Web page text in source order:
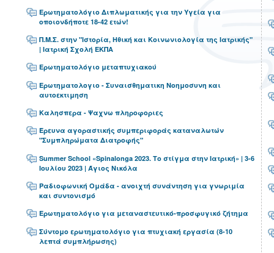
Ερωτηματολόγιο Διπλωματικής για την Υγεία για
οποιονδήποτε 18-42 ετών!
Π.Μ.Σ. στην "Ιστορία, Ηθική και Κοινωνιολογία της Ιατρικής"
| Ιατρική Σχολή ΕΚΠΑ
Ερωτηματολόγιο μεταπτυχιακού
Ερωτηματολογιο - Συναισθηματικη Νοημοσυνη και
αυτοεκτιμηση
Καλησπερα - Ψαχνω πληροφοριες
Έρευνα αγοραστικής συμπεριφοράς καταναλωτών
"Συμπληρώματα Διατροφής"
Summer School «Spinalonga 2023. Το στίγμα στην Ιατρική» | 3-6
Ιουλίου 2023 | Άγιος Νικόλα
Ραδιοφωνική Ομάδα - ανοιχτή συνάντηση για γνωριμία
και συντονισμό
Ερωτηματολόγιο για μεταναστευτικό-προσφυγικό ζήτημα
Σύντομο ερωτηματολόγιο για πτυχιακή εργασία (8-10
λεπτά συμπλήρωσης)